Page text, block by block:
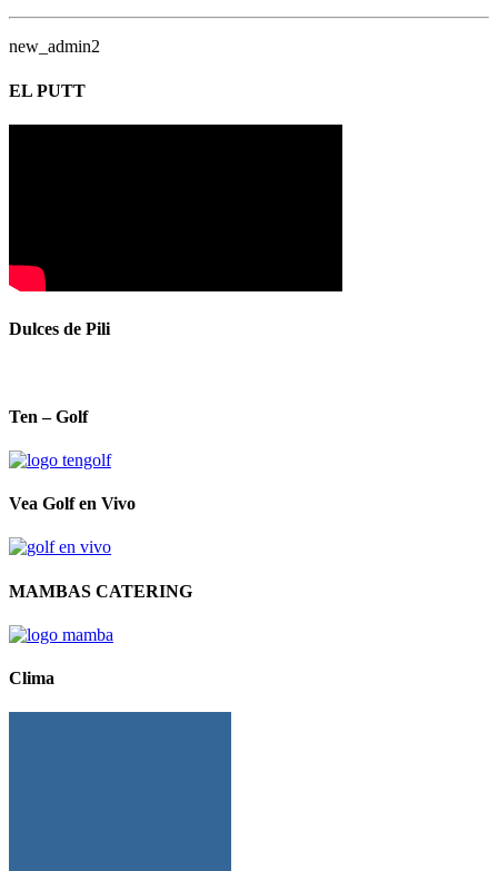
new_admin2
EL PUTT
Dulces de Pili
Ten – Golf
Vea Golf en Vivo
MAMBAS CATERING
Clima